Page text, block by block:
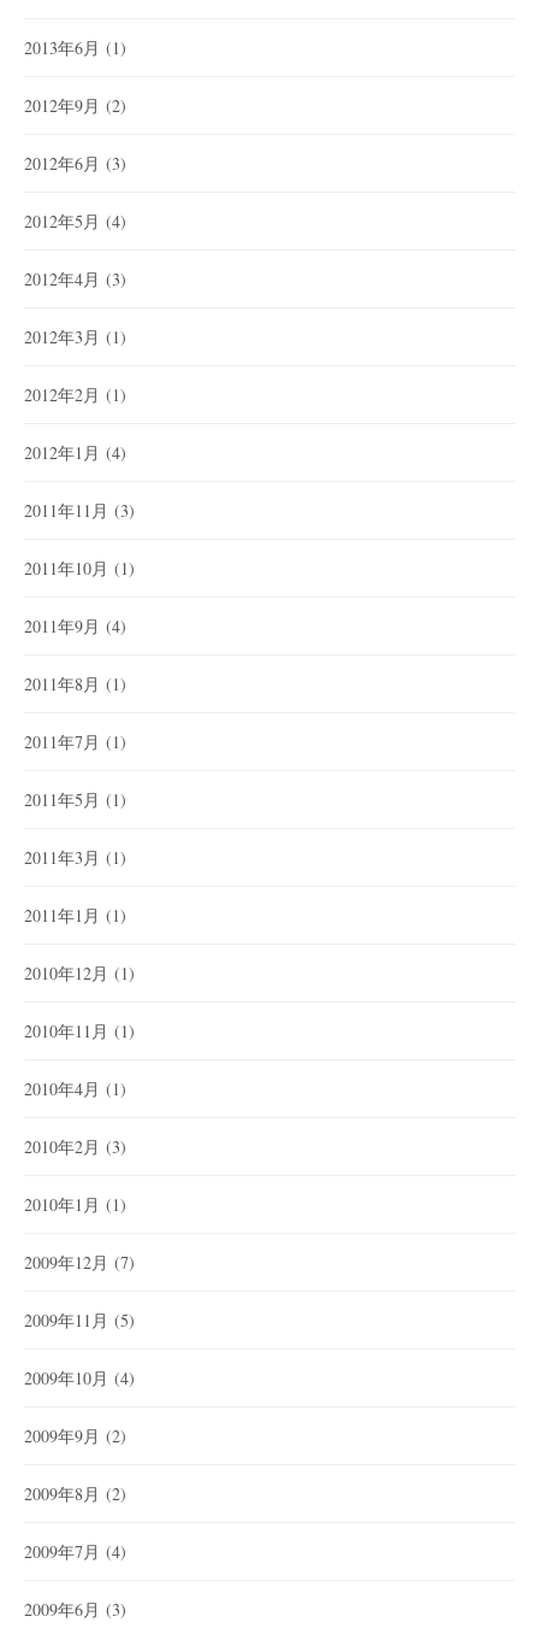
2013年6月 (1)
2012年9月 (2)
2012年6月 (3)
2012年5月 (4)
2012年4月 (3)
2012年3月 (1)
2012年2月 (1)
2012年1月 (4)
2011年11月 (3)
2011年10月 (1)
2011年9月 (4)
2011年8月 (1)
2011年7月 (1)
2011年5月 (1)
2011年3月 (1)
2011年1月 (1)
2010年12月 (1)
2010年11月 (1)
2010年4月 (1)
2010年2月 (3)
2010年1月 (1)
2009年12月 (7)
2009年11月 (5)
2009年10月 (4)
2009年9月 (2)
2009年8月 (2)
2009年7月 (4)
2009年6月 (3)